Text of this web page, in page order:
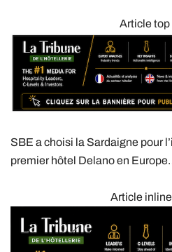
Article top
SBE a choisi la Sardaigne pour
premier hôtel Delano en
Article inline